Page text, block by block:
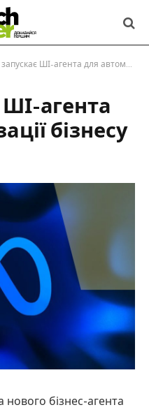
ШІ-агента для автоматизації бізнесу
ШІ-агента
бізнесу
бізнес-агента